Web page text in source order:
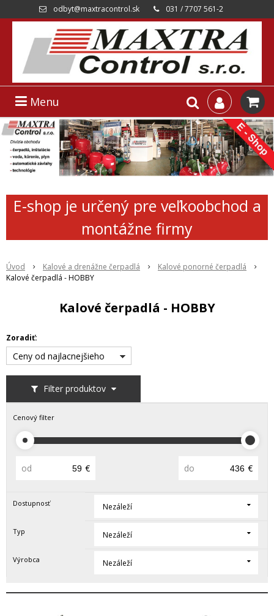
odbyt@maxtracontrol.sk 031 / 7707 561-2
Menu
E-shop je určený pre veľkoobchod a
montážne firmy
Úvod Kalové a drenážne čerpadlá
Kalové ponorné čerpadlá
Kalové čerpadlá - HOBBY
Kalové čerpadlá - HOBBY
Filter produktov
Zoradiť:
Ceny od najlacnejšieho
Cenový filter
od € do €
Dostupnosť Nezáleží
Typ Nezáleží
Výrobca Nezáleží